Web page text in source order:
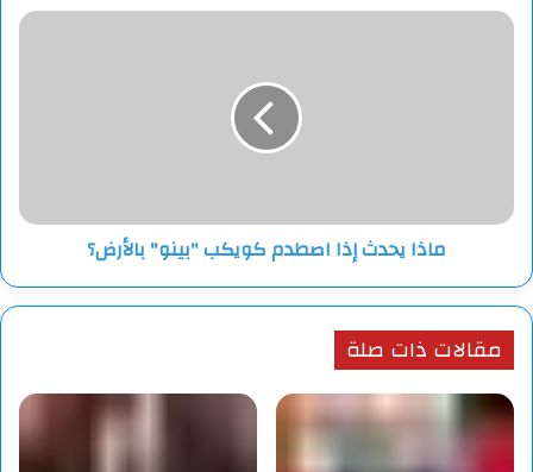
ماذا
ماذا يحدث إذا اصطدم كويكب "بينو" بالأرض؟
مقالات ذات صلة